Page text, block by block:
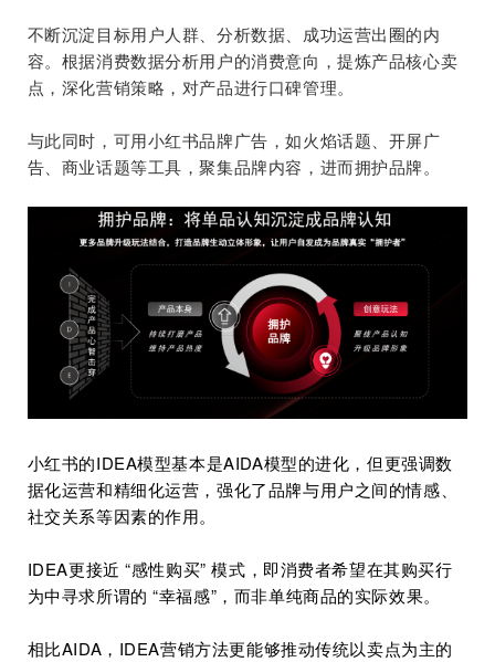
不断沉淀目标用户人群、分析数据、成功运营出圈的内
容。根据消费数据分析用户的消费意向，提炼产品核心卖
点，深化营销策略，对产品进行口碑管理。
与此同时，可用小红书品牌广告，如火焰话题、开屏广
告、商业话题等工具，聚集品牌内容，进而拥护品牌。
小红书的IDEA模型基本是AIDA模型的进化，但更强调数
据化运营和精细化运营，强化了品牌与用户之间的情感、
社交关系等因素的作用。
IDEA更接近 “感性购买” 模式，即消费者希望在其购买行
为中寻求所谓的 “幸福感”，而非单纯商品的实际效果。
相比AIDA，IDEA营销方法更能够推动传统以卖点为主的